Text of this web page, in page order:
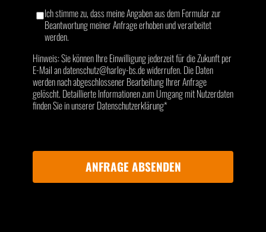
Ich stimme zu, dass meine Angaben aus dem Formular zur
Beantwortung meiner Anfrage erhoben und verarbeitet
werden.
Hinweis: Sie können Ihre Einwilligung jederzeit für die Zukunft per
E-Mail an datenschutz@harley-bs.de widerrufen. Die Daten
werden nach abgeschlossener Bearbeitung Ihrer Anfrage
gelöscht. Detaillierte Informationen zum Umgang mit Nutzerdaten
finden Sie in unserer Datenschutzerklärung*